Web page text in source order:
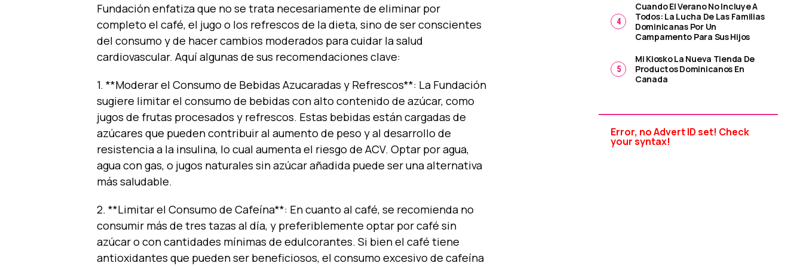
Fundación enfatiza que no se trata necesariamente de eliminar por
completo el café, el jugo o los refrescos de la dieta, sino de ser conscientes
del consumo y de hacer cambios moderados para cuidar la salud
cardiovascular. Aquí algunas de sus recomendaciones clave:
1. **Moderar el Consumo de Bebidas Azucaradas y Refrescos**: La Fundación
sugiere limitar el consumo de bebidas con alto contenido de azúcar, como
jugos de frutas procesados y refrescos. Estas bebidas están cargadas de
azúcares que pueden contribuir al aumento de peso y al desarrollo de
resistencia a la insulina, lo cual aumenta el riesgo de ACV. Optar por agua,
agua con gas, o jugos naturales sin azúcar añadida puede ser una alternativa
más saludable.
2. **Limitar el Consumo de Cafeína**: En cuanto al café, se recomienda no
consumir más de tres tazas al día, y preferiblemente optar por café sin
azúcar o con cantidades mínimas de edulcorantes. Si bien el café tiene
antioxidantes que pueden ser beneficiosos, el consumo excesivo de cafeína
Cuando El Verano No Incluye A
Todos: La Lucha De Las Familias
Dominicanas Por Un
Campamento Para Sus Hijos
Mi Kiosko La Nueva Tienda De
Productos Dominicanos En
Canada
Error, no Advert ID set! Check
your syntax!